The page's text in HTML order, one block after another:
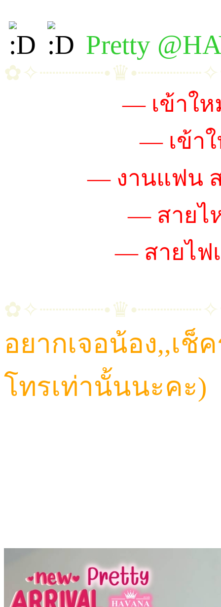
Pretty
~น้องเหมียว— เข้าใ
~น้องพราวฟ้า— เข้า
~น้องบีม— งานแฟน
~น้องเอลซ่า— สายไ
~น้องตั้งใจ— สายไฟ
อยากเจอน้อง,,เช็
โทรเท่านั้นนะคะ)